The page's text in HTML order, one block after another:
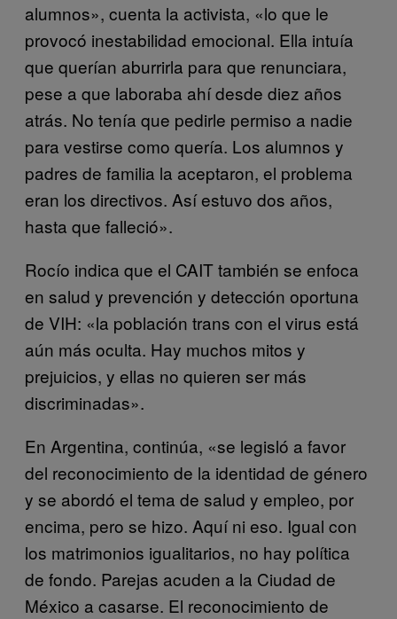
alumnos», cuenta la activista, «lo que le
provocó inestabilidad emocional. Ella intuía
que querían aburrirla para que renunciara,
pese a que laboraba ahí desde diez años
atrás. No tenía que pedirle permiso a nadie
para vestirse como quería. Los alumnos y
padres de familia la aceptaron, el problema
eran los directivos. Así estuvo dos años,
hasta que falleció».
Rocío indica que el CAIT también se enfoca
en salud y prevención y detección oportuna
de VIH: «la población trans con el virus está
aún más oculta. Hay muchos mitos y
prejuicios, y ellas no quieren ser más
discriminadas».
En Argentina, continúa, «se legisló a favor
del reconocimiento de la identidad de género
y se abordó el tema de salud y empleo, por
encima, pero se hizo. Aquí ni eso. Igual con
los matrimonios igualitarios, no hay política
de fondo. Parejas acuden a la Ciudad de
México a casarse. El reconocimiento de